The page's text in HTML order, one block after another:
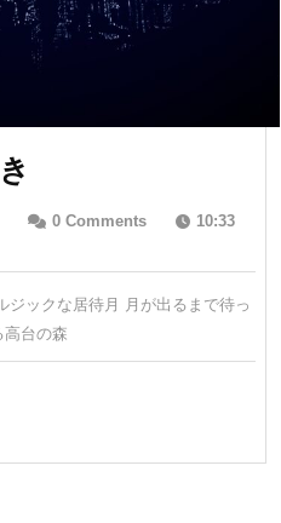
い
ま
ち
0 Comments
10:33
ジックな居待月 月が出るまで待っ
高台の森